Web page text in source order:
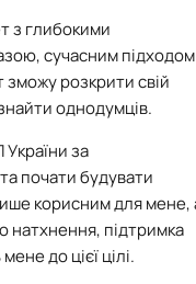
з глибокими
сучасним підходом
розкрити свій
однодумців.
за
почати будувати
корисним для мене,
натхнення, підтримка
до цієї цілі.